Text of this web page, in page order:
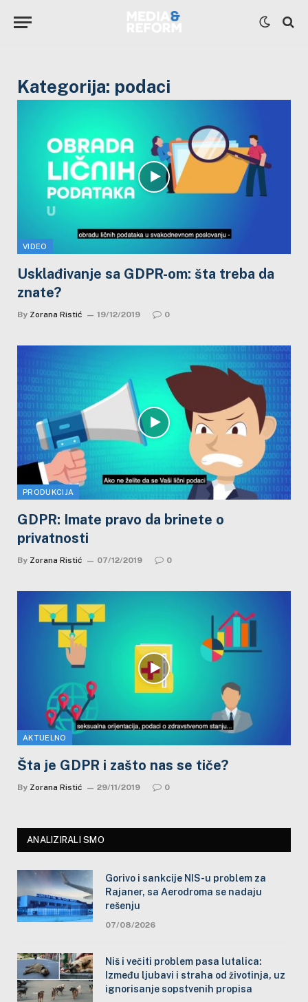
Kategorija: podaci
VIDEO
Usklađivanje sa GDPR-om: šta treba da
znate?
By Zorana Ristić 19/12/2019 0
PRODUKCIJA
GDPR: Imate pravo da brinete o
privatnosti
By Zorana Ristić 07/12/2019 0
AKTUELNO
Šta je GDPR i zašto nas se tiče?
By Zorana Ristić 29/11/2019 0
ANALIZIRALI SMO
Gorivo i sankcije NIS-u problem za
Rajaner, sa Aerodroma se nadaju
rešenju
07/08/2026
Niš i večiti problem pasa lutalica:
Između ljubavi i straha od životinja, uz
ignorisanje sopstvenih propisa